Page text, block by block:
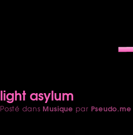
light asylum
Posté dans Musique par Pseudo.me